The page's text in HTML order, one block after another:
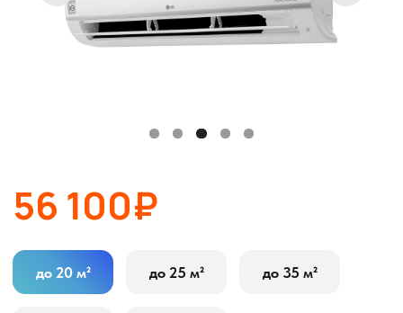
Описание
56 100₽